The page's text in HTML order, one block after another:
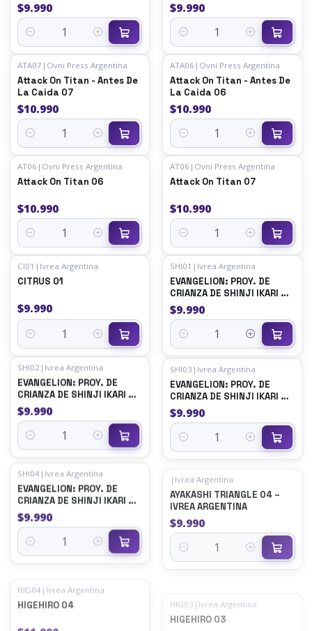
$9.990
Cantidad
$9.990
Cantidad
ATA07 | Ovni Press Argentina
Attack On Titan - Antes De
La Caida 07
$10.990
Cantidad
ATA06 | Ovni Press Argentina
Attack On Titan - Antes De
La Caida 06
$10.990
Cantidad
AT06 | Ovni Press Argentina
Attack On Titan 06
$10.990
Cantidad
AT06 | Ovni Press Argentina
Attack On Titan 07
$10.990
Cantidad
CI01 | Ivrea Argentina
CITRUS 01
$9.990
Cantidad
SHI01 | Ivrea Argentina
EVANGELION: PROY. DE
CRIANZA DE SHINJI IKARI 01
- IVREA ARG
$9.990
Cantidad
SHI02 | Ivrea Argentina
EVANGELION: PROY. DE
CRIANZA DE SHINJI IKARI 02
- IVREA ARG
$9.990
Cantidad
SHI03 | Ivrea Argentina
EVANGELION: PROY. DE
CRIANZA DE SHINJI IKARI 03
- IVREA ARG
$9.990
Cantidad
SHI04 | Ivrea Argentina
EVANGELION: PROY. DE
CRIANZA DE SHINJI IKARI 04
- IVREA ARG
$9.990
Cantidad
AYAKASHI TRIANGLE 04 –
IVREA ARGENTINA
$9.990
Cantidad
HIGEHIRO 04
$11.990 $11.990